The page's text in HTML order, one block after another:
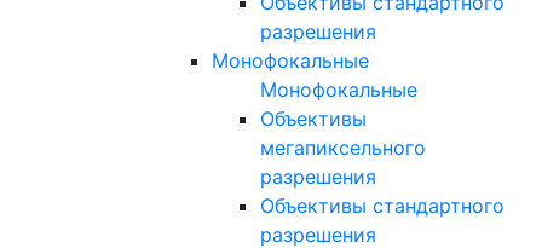
разрешения
Монофокальные
Монофокальные
Объективы
мегапиксельного
разрешения
Объективы стандартного
разрешения